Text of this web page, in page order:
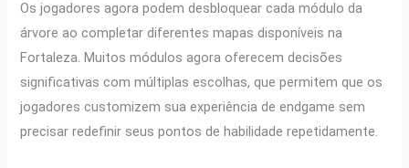
Os jogadores agora podem desbloquear cada módulo da
árvore ao completar diferentes mapas disponíveis na
Fortaleza. Muitos módulos agora oferecem decisões
significativas com múltiplas escolhas, que permitem que os
jogadores customizem sua experiência de endgame sem
precisar redefinir seus pontos de habilidade repetidamente.